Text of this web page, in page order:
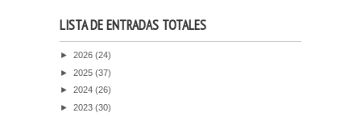
LISTA DE ENTRADAS TOTALES
► 2026 (24)
► 2025 (37)
► 2024 (26)
► 2023 (30)